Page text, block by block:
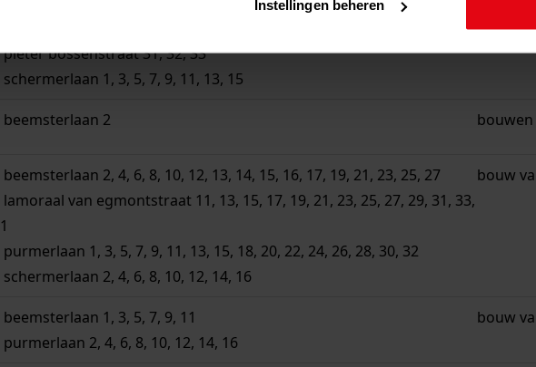
Instellingen beheren
hedwig van catzstraat 30, 32, 34
bossenstraat 31, 32, 33
1, 3, 5, 7, 9, 11, 13, 15
2
2, 4, 6, 8, 10, 12, 13, 14, 15, 16, 17, 19, 21, 23, 25, 27
van egmontstraat 11, 13, 15, 17, 19, 21, 23, 25, 27, 29, 31, 33,
1, 3, 5, 7, 9, 11, 13, 15, 18, 20, 22, 24, 26, 28, 30, 32
2, 4, 6, 8, 10, 12, 14, 16
bouw
1, 3, 5, 7, 9, 11
2, 4, 6, 8, 10, 12, 14, 16
bouw